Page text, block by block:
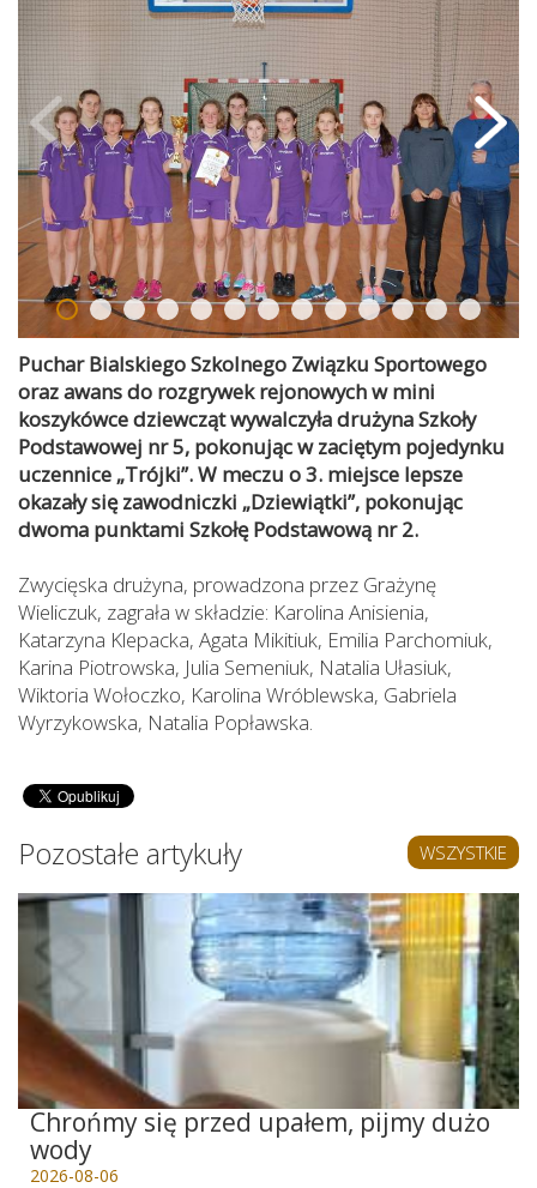
Puchar Bialskiego Szkolnego Związku Sportowego
oraz awans do rozgrywek rejonowych w mini
koszykówce dziewcząt wywalczyła drużyna Szkoły
Podstawowej nr 5, pokonując w zaciętym pojedynku
uczennice „Trójki”. W meczu o 3. miejsce lepsze
okazały się zawodniczki „Dziewiątki”, pokonując
dwoma punktami Szkołę Podstawową nr 2.
Zwycięska drużyna, prowadzona przez Grażynę
Wieliczuk, zagrała w składzie: Karolina Anisienia,
Katarzyna Klepacka, Agata Mikitiuk, Emilia Parchomiuk,
Karina Piotrowska, Julia Semeniuk, Natalia Ułasiuk,
Wiktoria Wołoczko, Karolina Wróblewska, Gabriela
Wyrzykowska, Natalia Popławska.
Pozostałe artykuły WSZYSTKIE
Chrońmy się przed upałem, pijmy dużo
wody
2026-08-06